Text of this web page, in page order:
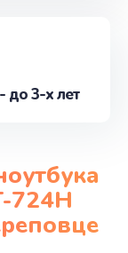
до 3-х лет
724H